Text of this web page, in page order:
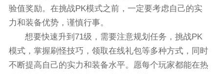
验值奖励。在挑战PK模式之前，一定要考虑自己的实
力和装备优势，谨慎行事。
想要快速升到71级，需要注意规划任务，挑战PK
模式，掌握刷怪技巧，领取在线礼包等多种方式，同时
不断提高自己的实力和装备水平。愿每个玩家都能在热